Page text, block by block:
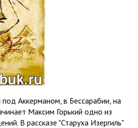
Аккерманом, в Бессарабии, на
Максим Горький одно из
В рассказе "Старуха Изергиль"